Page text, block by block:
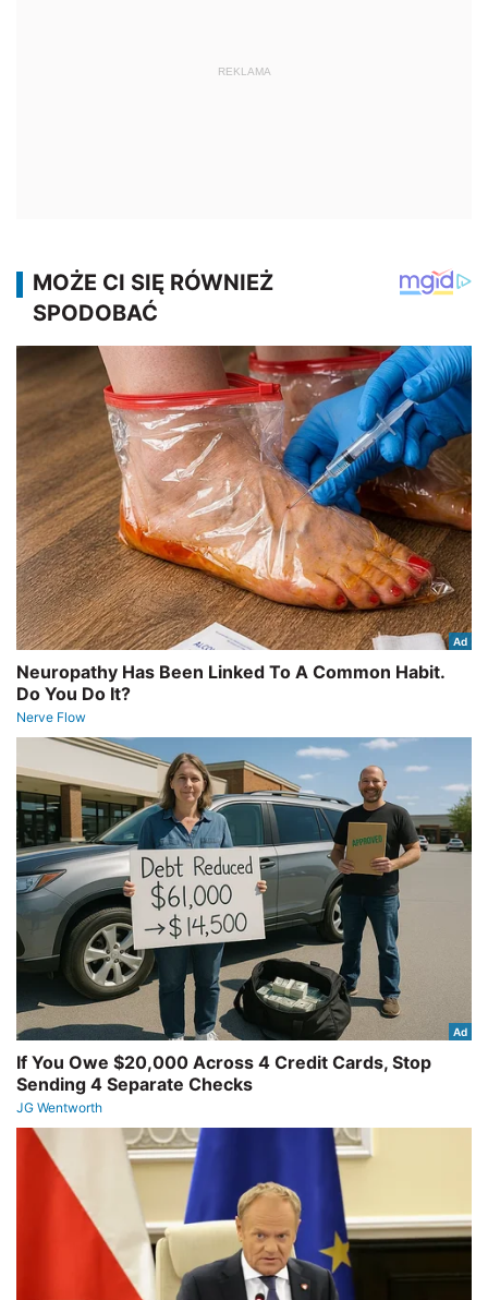
REKLAMA